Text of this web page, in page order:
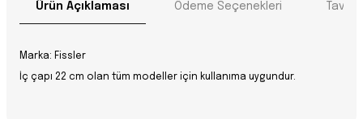
Ürün Açıklaması Ödeme Seçenekleri
Marka: Fissler
İç çapı 22 cm olan tüm modeller için kullanıma uygundur.